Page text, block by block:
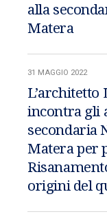
alla
Matera
31 MAGGIO 2022
L’architetto
incontra gli
secondaria
Matera per
origini del